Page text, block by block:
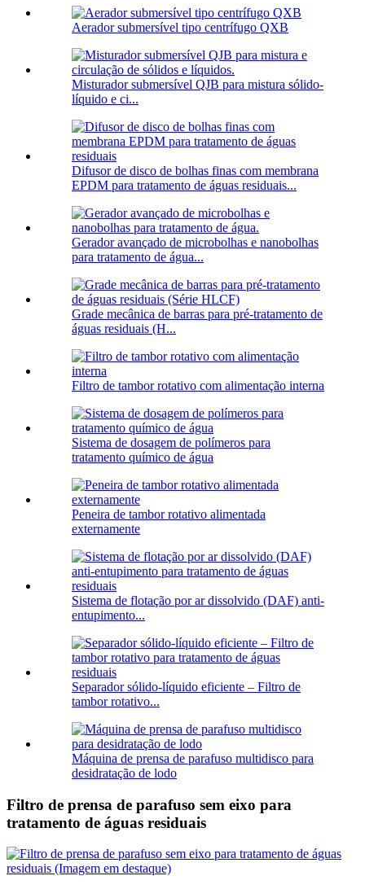
Aerador submersível tipo centrífugo QXB
Misturador submersível QJB para mistura sólido-
líquido e ci...
Difusor de disco de bolhas finas com membrana
EPDM para tratamento de águas residuais...
Gerador avançado de microbolhas e nanobolhas
para tratamento de água...
Grade mecânica de barras para pré-tratamento de
águas residuais (H...
Filtro de tambor rotativo com alimentação interna
Sistema de dosagem de polímeros para
tratamento químico de água
Peneira de tambor rotativo alimentada
externamente
Sistema de flotação por ar dissolvido (DAF) anti-
entupimento...
Separador sólido-líquido eficiente – Filtro de
tambor rotativo...
Máquina de prensa de parafuso multidisco para
desidratação de lodo
Filtro de prensa de parafuso sem eixo para
tratamento de águas residuais